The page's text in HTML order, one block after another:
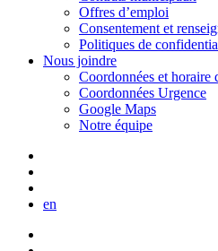
Offres d’emploi
Consentement et
Politiques de
Nous joindre
Coordonnées et horaire
Coordonnées Urgence
Google Maps
Notre équipe
en